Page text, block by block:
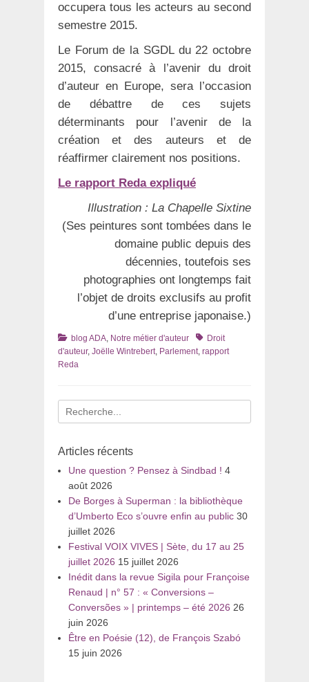
occupera tous les acteurs au second
semestre 2015.
Le Forum de la SGDL du 22 octobre
2015, consacré à l’avenir du droit
d’auteur en Europe, sera l’occasion
de débattre de ces sujets
déterminants pour l’avenir de la
création et des auteurs et de
réaffirmer clairement nos positions.
Le rapport Reda expliqué
Illustration : La Chapelle Sixtine
(Ses peintures sont tombées dans le
domaine public depuis des
décennies, toutefois ses
photographies ont longtemps fait
l’objet de droits exclusifs au profit
d’une entreprise japonaise.)
Catégories
blog ADA, Notre métier d'auteur TagsDroit
d'auteur, Joëlle Wintrebert, Parlement, rapport
Reda
Recherche
pour
Articles récents
Une question ? Pensez à Sindbad ! 4
août 2026
De Borges à Superman : la bibliothèque
d’Umberto Eco s’ouvre enfin au public 30
juillet 2026
Festival VOIX VIVES | Sète, du 17 au 25
juillet 2026 15 juillet 2026
Inédit dans la revue Sigila pour Françoise
Renaud | n° 57 : « Conversions –
Conversões » | printemps – été 2026 26
juin 2026
Être en Poésie (12), de François Szabó
15 juin 2026